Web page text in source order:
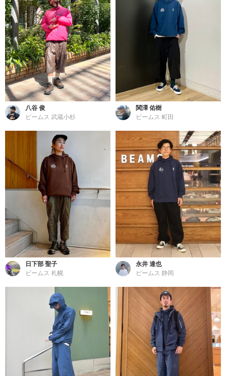
八谷 俊
ビームス 武蔵小杉
関澤 佑樹
ビームス 町田
日下部 聖子
ビームス 札幌
永井 達也
ビームス 静岡